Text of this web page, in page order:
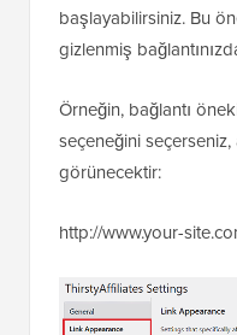
başlayabilirsiniz. Bu
gizlenmiş
Örneğin, bağlantı
seçeneğini seçerseniz,
görünecektir:
http://www.your-